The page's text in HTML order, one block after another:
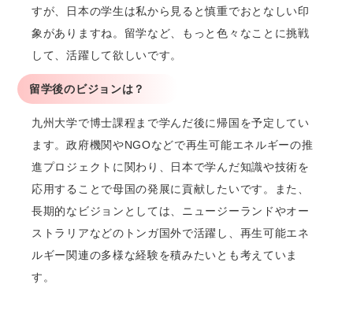
すが、日本の学生は私から見ると慎重でおとなしい印
象がありますね。留学など、もっと色々なことに挑戦
して、活躍して欲しいです。
留学後のビジョンは？
九州大学で博士課程まで学んだ後に帰国を予定してい
ます。政府機関やNGOなどで再生可能エネルギーの推
進プロジェクトに関わり、日本で学んだ知識や技術を
応用することで母国の発展に貢献したいです。また、
長期的なビジョンとしては、ニュージーランドやオー
ストラリアなどのトンガ国外で活躍し、再生可能エネ
ルギー関連の多様な経験を積みたいとも考えていま
す。